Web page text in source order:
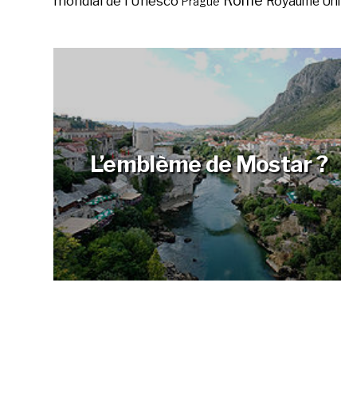
L’emblème de Mostar ?